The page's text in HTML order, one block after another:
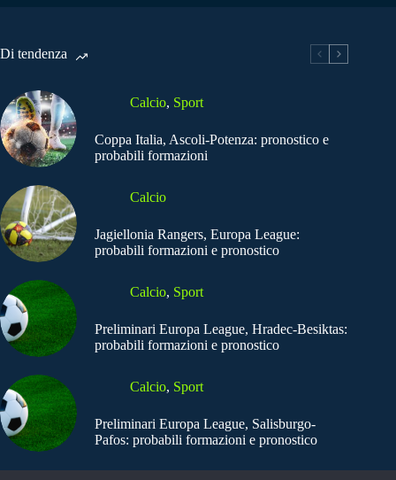
Di tendenza
Calcio, Sport
Coppa Italia, Ascoli-Potenza: pronostico e
probabili formazioni
Calcio
Jagiellonia Rangers, Europa League:
probabili formazioni e pronostico
Calcio, Sport
Preliminari Europa League, Hradec-Besiktas:
probabili formazioni e pronostico
Calcio, Sport
Preliminari Europa League, Salisburgo-
Pafos: probabili formazioni e pronostico